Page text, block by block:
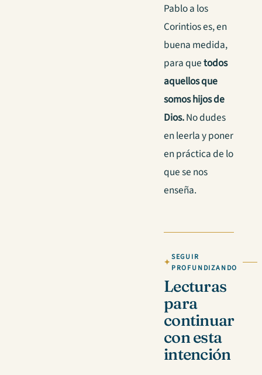
Pablo a los
Corintios es, en
buena medida,
para quetodos
aquellos que
somos hijos de
Dios.No dudes
en leerla y poner
en práctica de lo
que se nos
enseña.
SEGUIR
PROFUNDIZANDO
Lecturas
para
continuar
con esta
intención